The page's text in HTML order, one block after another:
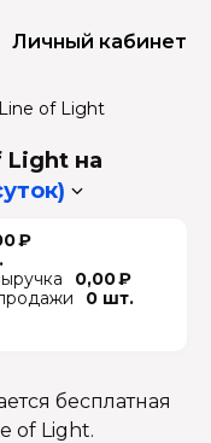
Личный кабинет
of Light
Light на
₽
0,00 ₽
0 шт.
бесплатная
of Light.